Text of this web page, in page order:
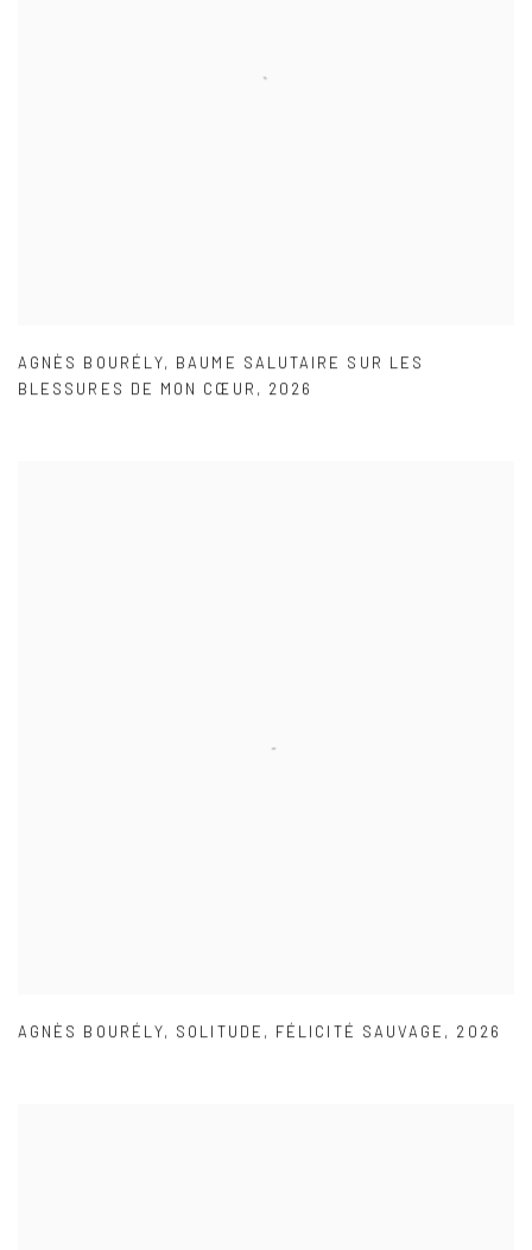
AGNÈS BOURÉLY, BAUME SALUTAIRE SUR LES
BLESSURES DE MON CŒUR , 2026
AGNÈS BOURÉLY, SOLITUDE , FÉLICITÉ SAUVAGE , 2026